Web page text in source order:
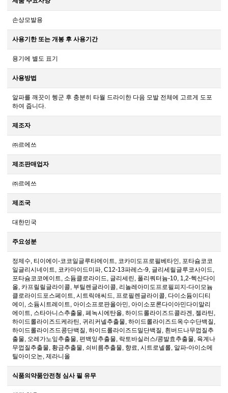
손상모발용
사용기한 또는 개봉 후 사용기간
용기에 별도 표기
사용방법
알파를 깨끗이 헹군 후 충분히 타월 드라이한 다음 모발 전체에 고르게 도포
하여 줍니다.
제조자
㈜르에쓰
제조판매업자
㈜르에쓰
제조국
대한민국
주요성분
정제수, 티이에이-코코일글루타메이트, 코카미도프로필베타인, 포타슘코코
일글리시네이트, 코카마이드미파, C12-13파레스-9, 글리세릴글루코사이드,
포타슘코코에이트, 소듐클로라이드, 글리세린, 폴리쿼터늄-10, 1,2-헥산다이
올, 카프릴릴글라이콜, 부틸렌글라이콜, 리놀레아미도프로필피지-다이모늄
클로라이드포스페이트, 시트릭애씨드, 프로필렌글라이콜, 다이소듐이디티
에이, 소듐시트레이트, 아이소프로판올아민, 아이소포론다이아민다이말리
에이트, 스타아니스추출물, 페녹시에탄올, 하이드롤라이즈드콜라겐, 젤라틴,
하이드롤라이즈드케라틴, 귀리커넬추출물, 하이드롤라이즈드옥수수단백질,
하이드롤라이즈드콩단백질, 하이드롤라이즈드밀단백질, 흰버드나무껍질추
출물, 오레가노잎추출물, 편백잎추출물, 락토바실러스/콩발효추출물, 육계나
무껍질추출물, 황금추출물, 쇠비름추출물, 향료, 시트로넬롤, 알파-아이소메
틸아이오논, 제라니올
식품의약품안전청 심사 필 유무